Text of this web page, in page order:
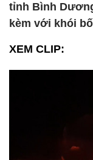
tỉnh Bình
kèm với khói
XEM CLIP: